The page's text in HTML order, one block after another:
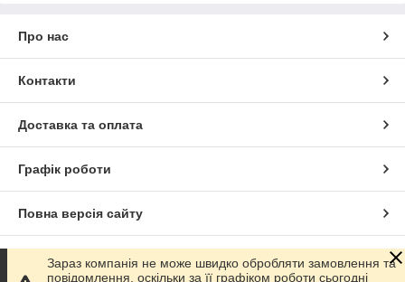
Про нас
Контакти
Доставка та оплата
Графік роботи
Повна версія сайту
Сайт створено на маркетплейсі Prom.ua
Зараз компанія не може швидко обробляти замовлення та
повідомлення, оскільки за її графіком роботи сьогодні